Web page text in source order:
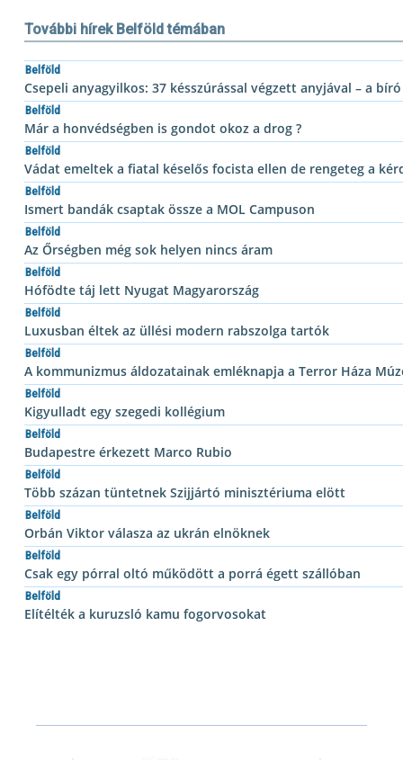
További hírek Belföld témában
Belföld
Csepeli anyagyilkos: 37 késszúrással végzett anyjával – a
Belföld
Már a honvédségben is gondot okoz a drog ?
Belföld
Vádat emeltek a fiatal késelős focista ellen de rengeteg a
Belföld
Ismert bandák csaptak össze a MOL Campuson
Belföld
Az Őrségben még sok helyen nincs áram
Belföld
Hófödte táj lett Nyugat Magyarország
Belföld
Luxusban éltek az üllési modern rabszolga tartók
Belföld
A kommunizmus áldozatainak emléknapja a Terror Háza
Belföld
Kigyulladt egy szegedi kollégium
Belföld
Budapestre érkezett Marco Rubio
Belföld
Több százan tüntetnek Szijjártó minisztériuma elött
Belföld
Orbán Viktor válasza az ukrán elnöknek
Belföld
Csak egy pórral oltó működött a porrá égett szállóban
Belföld
Elítélték a kuruzsló kamu fogorvosokat